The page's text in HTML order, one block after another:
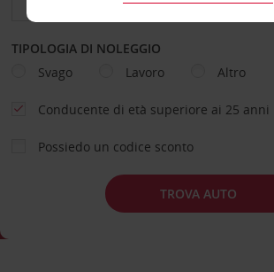
TIPOLOGIA DI NOLEGGIO
Svago
Lavoro Altro
Conducente di età superiore ai 25 anni
Possiedo un codice sconto
TROVA AUTO